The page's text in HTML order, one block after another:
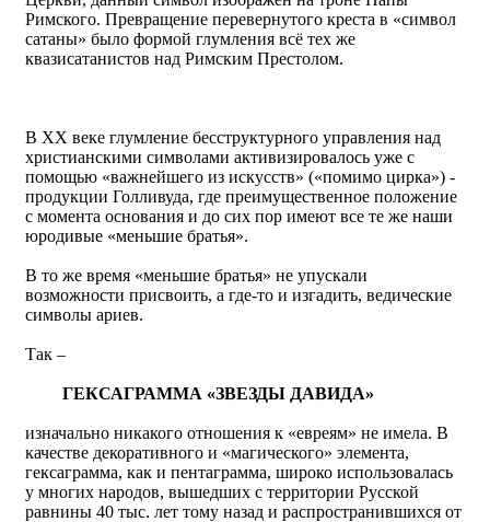
Римского. Превращение перевернутого креста в «символ
сатаны» было формой глумления всё тех же
квазисатанистов над Римским Престолом.
В ХХ веке глумление бесструктурного управления над
христианскими символами активизировалось уже с
помощью «важнейшего из искусств» («помимо цирка») -
продукции Голливуда, где преимущественное положение
с момента основания и до сих пор имеют все те же наши
юродивые «меньшие братья».
В то же время «меньшие братья» не упускали
возможности присвоить, а где-то и изгадить, ведические
символы ариев.
Так –
ГЕКСАГРАММА «ЗВЕЗДЫ ДАВИДА»
изначально никакого отношения к «евреям» не имела. В
качестве декоративного и «магического» элемента,
гексаграмма, как и пентаграмма, широко использовалась
у многих народов, вышедших с территории Русской
равнины 40 тыс. лет тому назад и распространившихся от